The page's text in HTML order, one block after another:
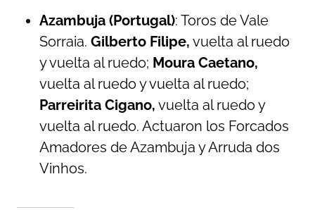
Azambuja (Portugal): Toros de Vale
Sorraia. Gilberto Filipe, vuelta al ruedo
y vuelta al ruedo; Moura Caetano,
vuelta al ruedo y vuelta al ruedo;
Parreirita Cigano, vuelta al ruedo y
vuelta al ruedo. Actuaron los Forcados
Amadores de Azambuja y Arruda dos
Vinhos.